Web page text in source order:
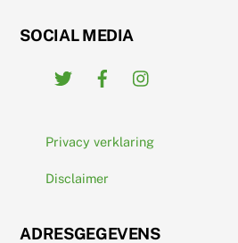
SOCIAL MEDIA
Twitter
Privacy verklaring
Disclaimer
ADRESGEGEVENS